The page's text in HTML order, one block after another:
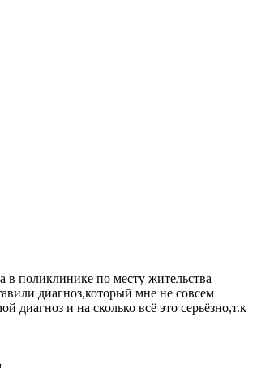
поликлинике по месту жительства
диагноз,который мне не совсем
диагноз и на сколько всё это серьёзно,т.к